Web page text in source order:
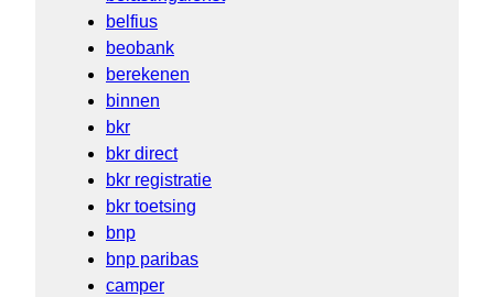
belfius
beobank
berekenen
binnen
bkr
bkr direct
bkr registratie
bkr toetsing
bnp
bnp paribas
camper